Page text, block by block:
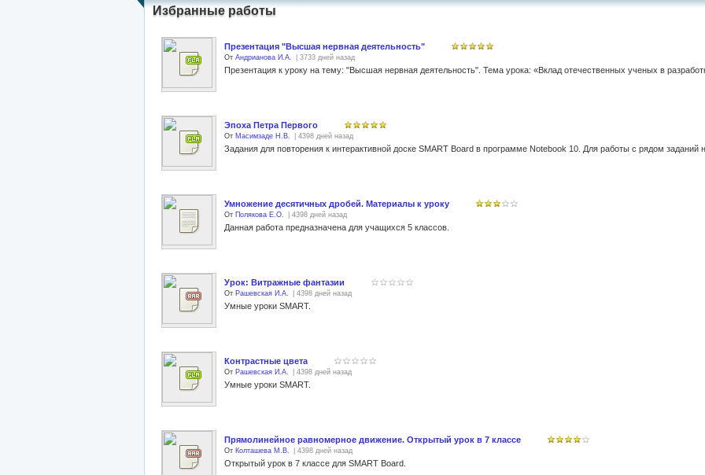
Избранные работы
Презентация "Высшая нервная деятельность"
От Андрианова И.А. | 3733 дней назад
Эпоха Петра Первого
От Масимзаде Н.В. | 4398 дней назад
Умножение десятичных дробей. Материалы к уроку
От Полякова Е.О. | 4398 дней назад
Данная работа предназначена для учащихся 5 классов.
Урок: Витражные фантазии
От Рашевская И.А. | 4398 дней назад
Умные уроки SMART.
Контрастные цвета
От Рашевская И.А. | 4398 дней назад
Умные уроки SMART.
Прямолинейное равномерное движение. Открытый урок в 7 классе
От Колташева М.В. | 4398 дней назад
Открытый урок в 7 классе для SMART Board.